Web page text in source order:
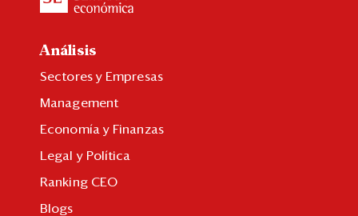
Análisis
Sectores y Empresas
Management
Economía y Finanzas
Legal y Política
Ranking CEO
Blogs